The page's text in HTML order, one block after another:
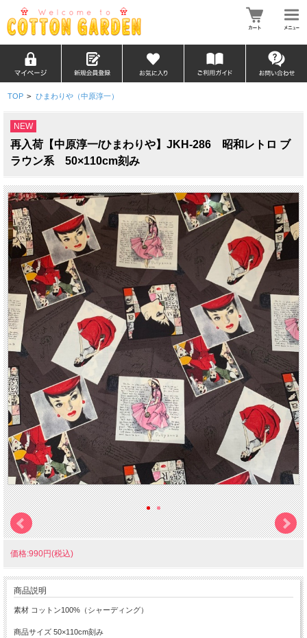
TOP > ひまわりや（中原淳一）
NEW
再入荷【中原淳一/ひまわりや】JKH-286 昭和レトロ ブ
ラウン系 50×110cm刻み
価格:990円(税込)
商品説明
素材 コットン100%（シャーディング）
商品サイズ 50×110cm刻み